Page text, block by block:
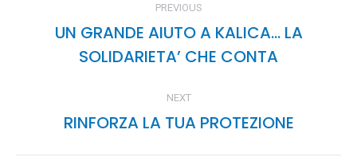
NAVIGATION
PREVIOUS
post:
UN GRANDE AIUTO A KALICA… LA
SOLIDARIETA’ CHE CONTA
NEXT
Next
RINFORZA LA TUA PROTEZIONE